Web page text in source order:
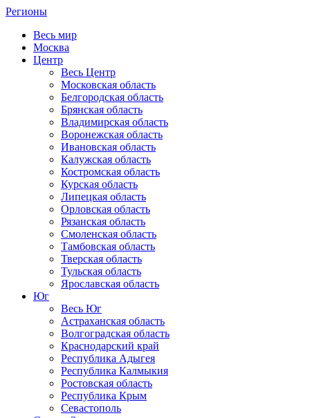
Регионы
Весь мир
Москва
Центр
Весь Центр
Московская область
Белгородская область
Брянская область
Владимирская область
Воронежская область
Ивановская область
Калужская область
Костромская область
Курская область
Липецкая область
Орловская область
Рязанская область
Смоленская область
Тамбовская область
Тверская область
Тульская область
Ярославская область
Юг
Весь Юг
Астраханская область
Волгоградская область
Краснодарский край
Республика Адыгея
Республика Калмыкия
Ростовская область
Республика Крым
Севастополь